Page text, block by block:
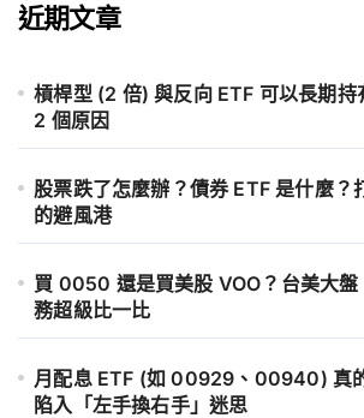
近期文章
槓桿型 (2 倍) 與反向 ETF 可以長期持
2 個原因
股票跌了怎麼辦？債券 ETF 是什麼？
的避風港
買 0050 還是買美股 VOO？台美大盤
務超級比一比
月配息 ETF (如 00929、00940) 真
陷入「左手換右手」迷思